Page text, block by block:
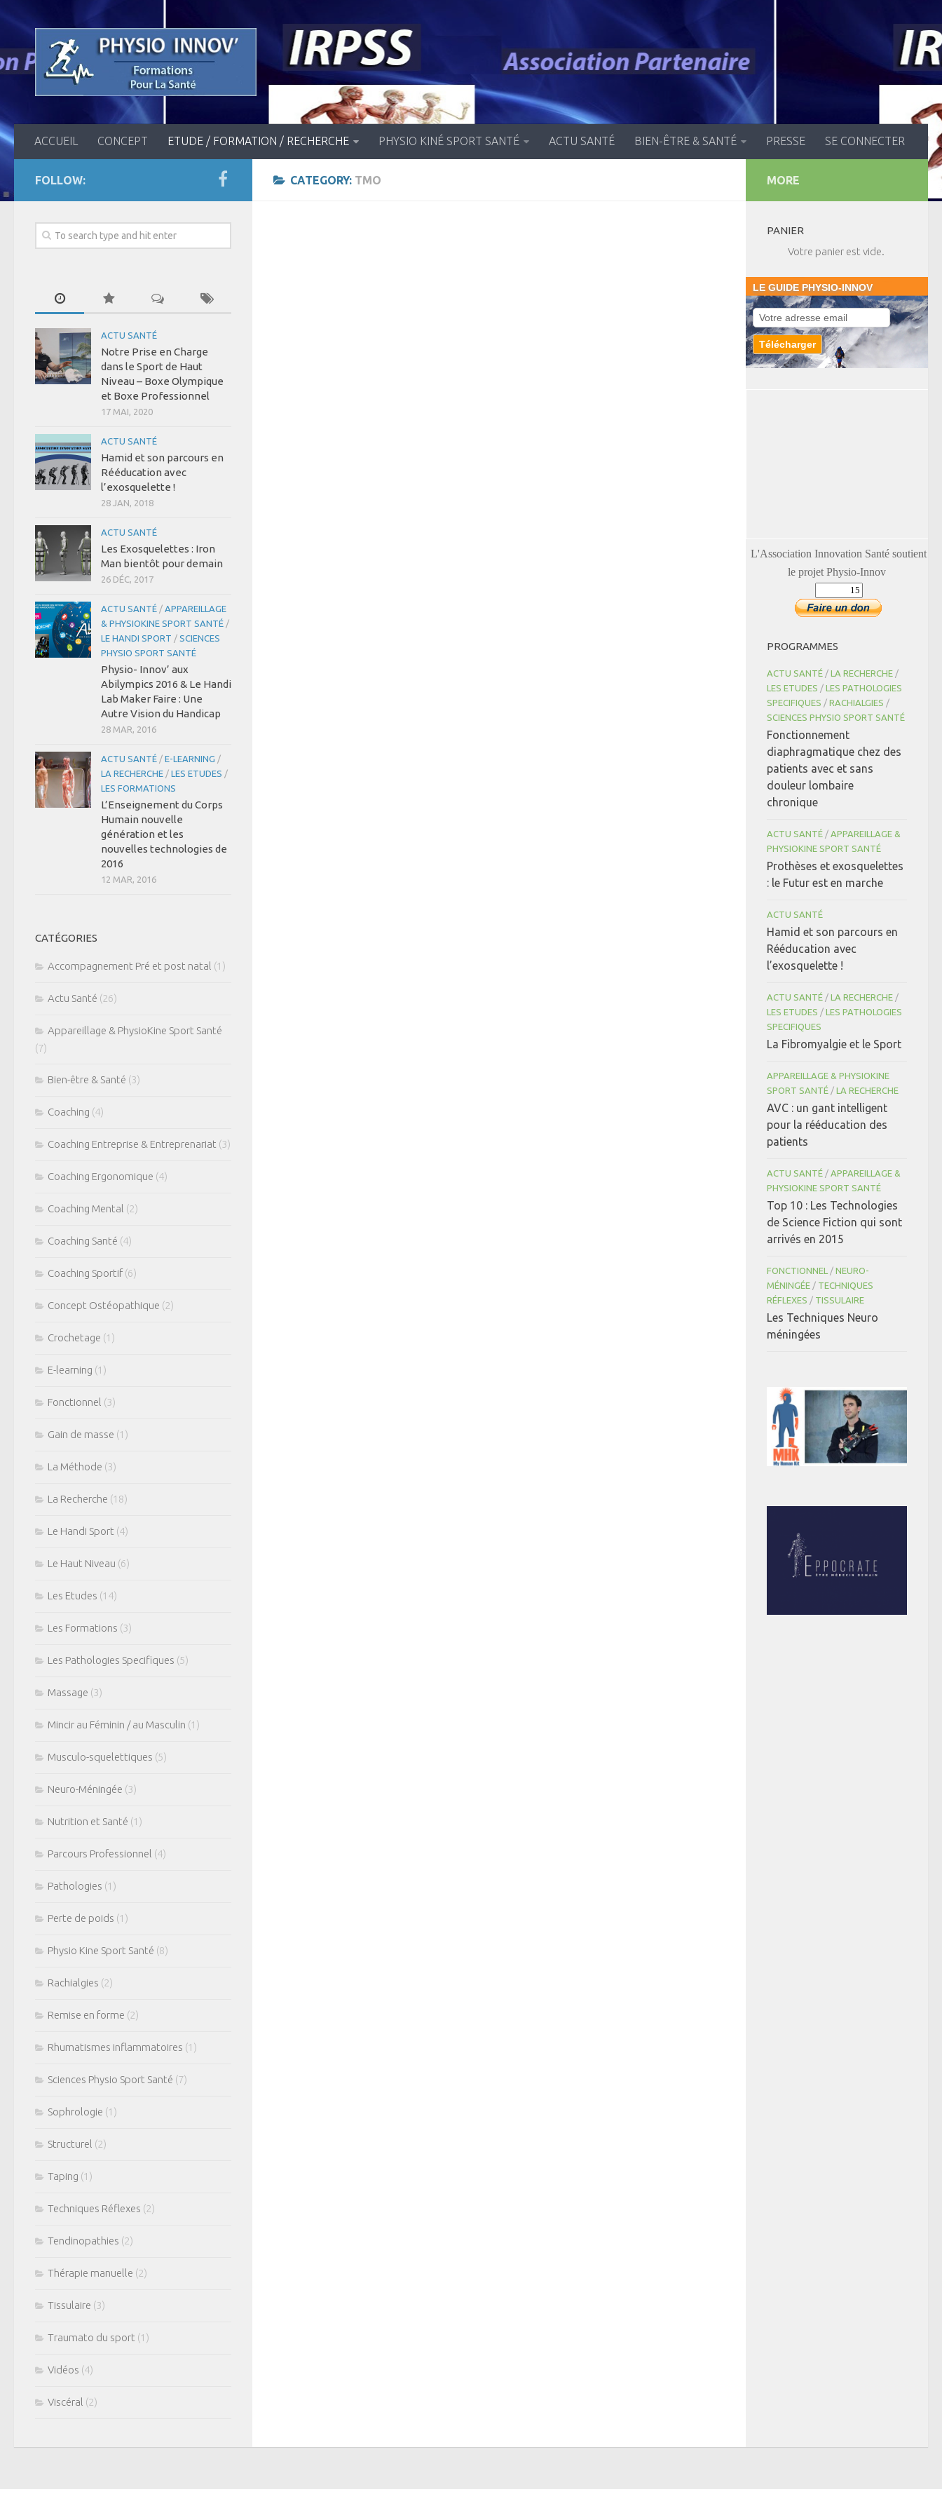
ACCUEIL CONCEPT ETUDE / FORMATION / RECHERCHE PHYSIO KINÉ SPORT SANTÉ ACTU SANTÉ BIEN-ÊTRE & SANTÉ PRESSE SE CONNECTER
CATEGORY: TMO
FOLLOW:
ACTU SANTÉ
Notre Prise en Charge
dans le Sport de Haut
Niveau – Boxe Olympique
et Boxe Professionnel
17 MAI, 2020
ACTU SANTÉ
Hamid et son parcours en
Rééducation avec
l’exosquelette !
28 JAN, 2018
ACTU SANTÉ
Les Exosquelettes : Iron
Man bientôt pour demain
26 DÉC, 2017
ACTU SANTÉ / APPAREILLAGE
& PHYSIOKINE SPORT SANTÉ /
LE HANDI SPORT / SCIENCES
PHYSIO SPORT SANTÉ
Physio- Innov’ aux
Abilympics 2016 & Le Handi
Lab Maker Faire : Une
Autre Vision du Handicap
28 MAR, 2016
ACTU SANTÉ / E-LEARNING /
LA RECHERCHE / LES ETUDES /
LES FORMATIONS
L’Enseignement du Corps
Humain nouvelle
génération et les
nouvelles technologies de
2016
12 MAR, 2016
CATÉGORIES
Accompagnement Pré et post natal (1)
Actu Santé (26)
Appareillage & PhysioKine Sport Santé
(7)
Bien-être & Santé (3)
Coaching (4)
Coaching Entreprise & Entreprenariat (3)
Coaching Ergonomique (4)
Coaching Mental (2)
Coaching Santé (4)
Coaching Sportif(6)
Concept Ostéopathique (2)
Crochetage (1)
E-learning (1)
Fonctionnel (3)
Gain de masse (1)
La Méthode (3)
La Recherche (18)
Le Handi Sport (4)
Le Haut Niveau (6)
Les Etudes (14)
Les Formations (3)
Les Pathologies Specifiques (5)
Massage (3)
Mincir au Féminin / au Masculin (1)
Musculo-squelettiques (5)
Neuro-Méningée (3)
Nutrition et Santé (1)
Parcours Professionnel (4)
Pathologies (1)
Perte de poids (1)
Physio Kine Sport Santé (8)
Rachialgies (2)
Remise en forme (2)
Rhumatismes inflammatoires (1)
Sciences Physio Sport Santé (7)
Sophrologie (1)
Structurel (2)
Taping (1)
Techniques Réflexes (2)
Tendinopathies (2)
Thérapie manuelle (2)
Tissulaire (3)
Traumato du sport (1)
Vidéos (4)
Viscéral (2)
MORE
PANIER
Votre panier est vide.
LE GUIDE PHYSIO-INNOV
L'Association Innovation Santé soutient
le projet Physio-Innov
PROGRAMMES
ACTU SANTÉ / LA RECHERCHE /
LES ETUDES / LES PATHOLOGIES
SPECIFIQUES / RACHIALGIES /
SCIENCES PHYSIO SPORT SANTÉ
Fonctionnement
diaphragmatique chez des
patients avec et sans
douleur lombaire
chronique
ACTU SANTÉ / APPAREILLAGE &
PHYSIOKINE SPORT SANTÉ
Prothèses et exosquelettes
: le Futur est en marche
ACTU SANTÉ
Hamid et son parcours en
Rééducation avec
l’exosquelette !
ACTU SANTÉ / LA RECHERCHE /
LES ETUDES / LES PATHOLOGIES
SPECIFIQUES
La Fibromyalgie et le Sport
APPAREILLAGE & PHYSIOKINE
SPORT SANTÉ / LA RECHERCHE
AVC : un gant intelligent
pour la rééducation des
patients
ACTU SANTÉ / APPAREILLAGE &
PHYSIOKINE SPORT SANTÉ
Top 10 : Les Technologies
de Science Fiction qui sont
arrivés en 2015
FONCTIONNEL / NEURO-
MÉNINGÉE / TECHNIQUES
RÉFLEXES / TISSULAIRE
Les Techniques Neuro
méningées